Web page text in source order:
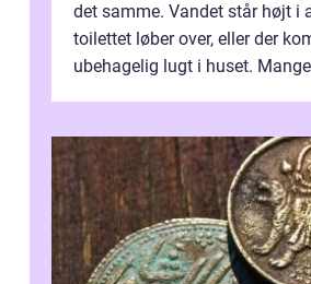
det samme. Vandet står højt i
toilettet løber over, eller der
ubehagelig lugt i huset.